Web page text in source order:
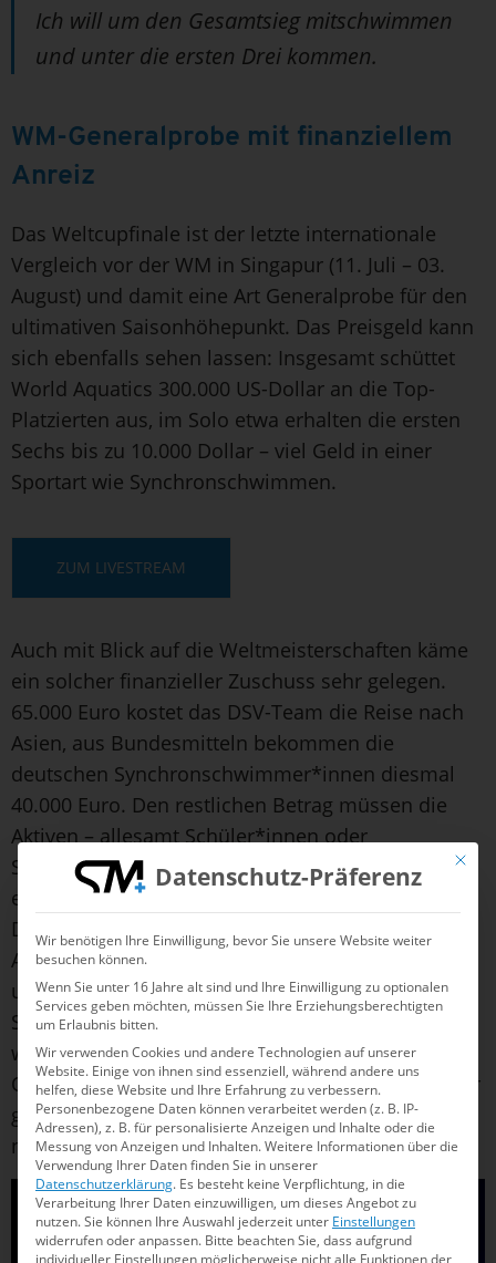
Ich will um den Gesamtsieg mitschwimmen
und unter die ersten Drei kommen.
WM-Generalprobe mit finanziellem
Anreiz
Das Weltcupfinale ist der letzte internationale
Vergleich vor der WM in Singapur (11. Juli – 03.
August) und damit eine Art Generalprobe für den
ultimativen Saisonhöhepunkt. Das Preisgeld kann
sich ebenfalls sehen lassen: Insgesamt schüttet
World Aquatics 300.000 US-Dollar an die Top-
Platzierten aus, im Solo etwa erhalten die ersten
Sechs bis zu 10.000 Dollar – viel Geld in einer
Sportart wie Synchronschwimmen.
ZUM LIVESTREAM
Auch mit Blick auf die Weltmeisterschaften käme
ein solcher finanzieller Zuschuss sehr gelegen.
65.000 Euro kostet das DSV-Team die Reise nach
Asien, aus Bundesmitteln bekommen die
deutschen Synchronschwimmer*innen diesmal
40.000 Euro. Den restlichen Betrag müssen die
Aktiven – allesamt Schüler*innen oder
Studierende – aus eigener Tasche bezahlen. Mit
einer
Spendenaktion
Deutsche Schwimm-Verband e.V. (DSV) den
Athlet*innen bei den teuren Flügen, Unterkunft
und Vorbereitung unter die Arme greifen.
Schließlich ist die WM-Teilnahme die nächste
wichtige Etappe auf dem Weg zum angestrebten
Olympiaticket 2028 und 2032. Und für Klara Bleyer
gehen die aufregenden Tage in diesem Sommer
nahtlos weiter.
Mit
Datenschutz-Präferenz
Wir benötigen Ihre Einwilligung, bevor Sie unsere Website weiter
besuchen können.
Wenn Sie unter 16 Jahre alt sind und Ihre Einwilligung zu optionalen
Services geben möchten, müssen Sie Ihre Erziehungsberechtigten
um Erlaubnis bitten.
Wir verwenden Cookies und andere Technologien auf unserer
Website. Einige von ihnen sind essenziell, während andere uns
helfen, diese Website und Ihre Erfahrung zu verbessern.
Personenbezogene Daten können verarbeitet werden (z. B. IP-
Adressen), z. B. für personalisierte Anzeigen und Inhalte oder die
Messung von Anzeigen und Inhalten.Weitere Informationen über die
Verwendung Ihrer Daten finden Sie in unserer
Datenschutzerklärung. Es besteht keine Verpflichtung, in die
Verarbeitung Ihrer Daten einzuwilligen, um dieses Angebot zu
nutzen.Sie können Ihre Auswahl jederzeit unter Einstellungen
widerrufen oder anpassen. Bitte beachten Sie, dass aufgrund
individueller Einstellungen möglicherweise nicht alle Funktionen der